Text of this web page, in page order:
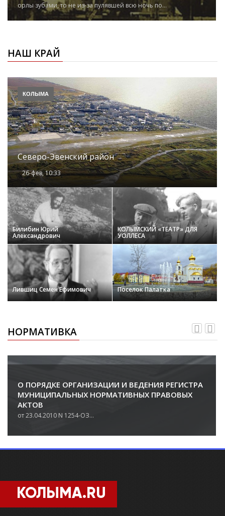
орлы зубами, то не из-за пулявшей всю ночь по...
НАШ КРАЙ
КОЛЫМА
Северо-Эвенский район
26-фев, 10:33
Билибин Юрий
Александрович
КОЛЫМСКИЙ «ТЕАТР» ДЛЯ
УОЛЛЕСА
Лившиц Семен Ефимович Поселок Палатка
НОРМАТИВКА
О ПОРЯДКЕ ОРГАНИЗАЦИИ И ВЕДЕНИЯ РЕГИСТРА
МУНИЦИПАЛЬНЫХ НОРМАТИВНЫХ ПРАВОВЫХ
АКТОВ
от 23.04.2010 N 1254-ОЗ...
КОЛЫМА.RU